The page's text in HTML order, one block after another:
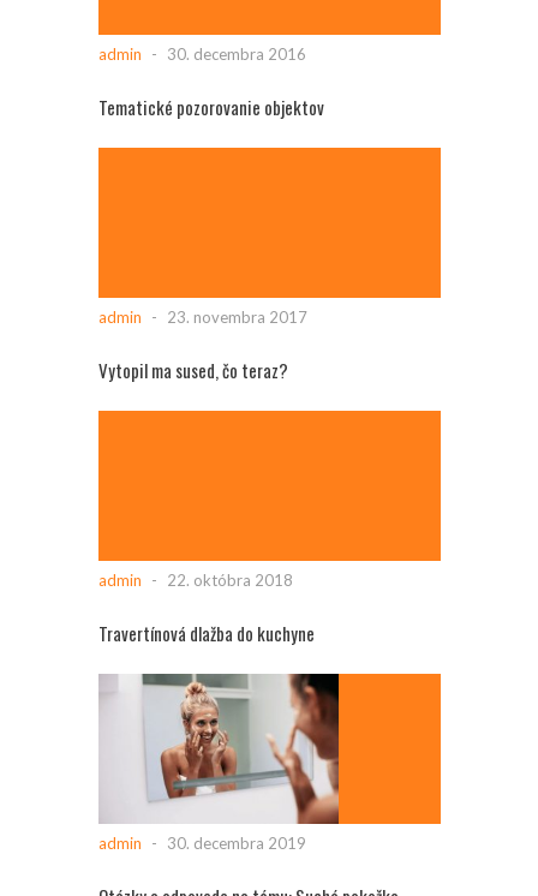
admin - 30. decembra 2016
Tematické pozorovanie objektov
admin - 23. novembra 2017
Vytopil ma sused, čo teraz?
admin - 22. októbra 2018
Travertínová dlažba do kuchyne
admin - 30. decembra 2019